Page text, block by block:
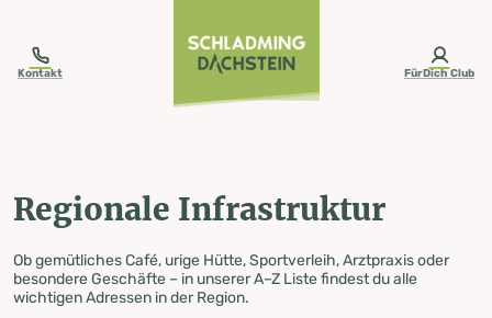
Kontakt FürDich Club
Regionale Infrastruktur
Ob gemütliches Café, urige Hütte, Sportverleih, Arztpraxis oder
besondere Geschäfte – in unserer A–Z Liste findest du alle
wichtigen Adressen in der Region.